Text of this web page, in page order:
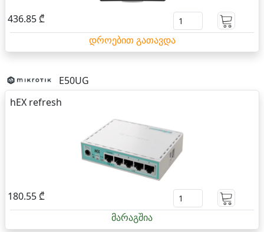
436.85 ₾
დროებით გათავდა
E50UG
hEX refresh
180.55 ₾
მარაგშია